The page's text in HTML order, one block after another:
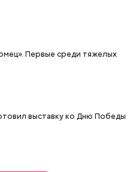
Первые среди тяжелых
выставку ко Дню Победы